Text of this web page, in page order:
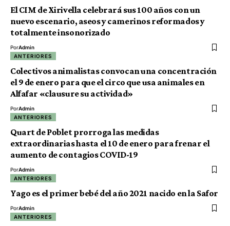
El CIM de Xirivella celebrará sus 100 años con un
nuevo escenario, aseos y camerinos reformados y
totalmente insonorizado
PorAdmin
ANTERIORES
Colectivos animalistas convocan una concentración
el 9 de enero para que el circo que usa animales en
Alfafar «clausure su actividad»
PorAdmin
ANTERIORES
Quart de Poblet prorroga las medidas
extraordinarias hasta el 10 de enero para frenar el
aumento de contagios COVID-19
PorAdmin
ANTERIORES
Yago es el primer bebé del año 2021 nacido en la Safor
PorAdmin
ANTERIORES